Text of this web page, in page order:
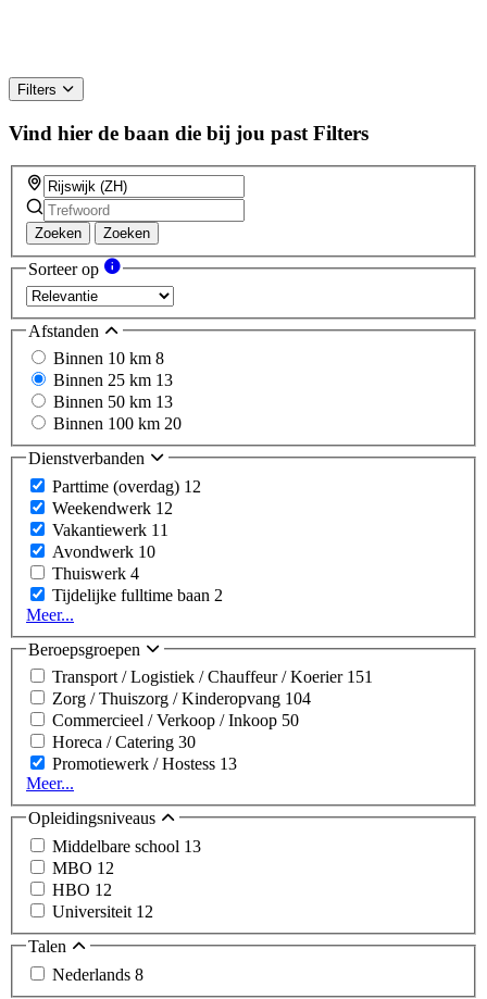
Filters
Vind hier de baan die bij jou past Filters
Zoeken Zoeken
Sorteer op
Afstanden
Binnen 10 km 8
Binnen 25 km 13
Binnen 50 km 13
Binnen 100 km 20
Dienstverbanden
Parttime (overdag) 12
Weekendwerk 12
Vakantiewerk 11
Avondwerk 10
Thuiswerk 4
Tijdelijke fulltime baan 2
Meer...
Beroepsgroepen
Transport / Logistiek / Chauffeur / Koerier 151
Zorg / Thuiszorg / Kinderopvang 104
Commercieel / Verkoop / Inkoop 50
Horeca / Catering 30
Promotiewerk / Hostess 13
Meer...
Opleidingsniveaus
Middelbare school 13
MBO 12
HBO 12
Universiteit 12
Talen
Nederlands 8